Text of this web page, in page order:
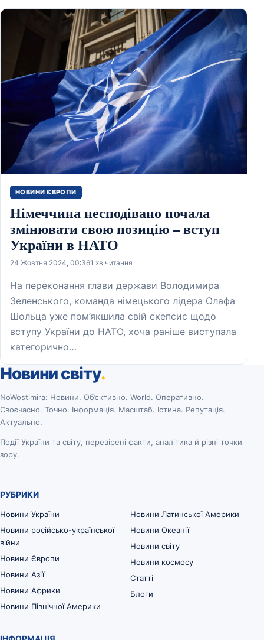
НОВИНИ ЄВРОПИ
Німеччина несподівано почала
змінювати свою позицію – вступ
України в НАТО
24 Жовтня 2024, 00:361 хв читання
На переконання глави держави Володимира
Зеленського, команда німецького лідера Олафа
Шольца уже пом’якшила свій скепсис щодо
вступу України до НАТО, хоча раніше виступала
категорично…
Новини світу.
NoWostimira: Новини. Об’єктивно. World. Оперативно.
Своєчасно. Точно. Інформація. Масштаб. Істина. Репутація.
Актуально.
Події України та світу, перевірені факти, аналітика й різні точки
зору.
РУБРИКИ
Новини України
Новини російсько-української
війни
Новини Європи
Новини Азії
Новини Африки
Новини Північної Америки
Новини Латинської Америки
Новини Океанії
Новини світу
Новини космосу
Статті
Блоги